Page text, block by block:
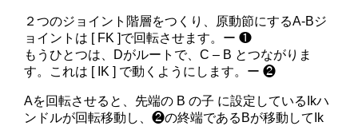
２つのジョイント階層をつくり、原動節にするA-Bジ
ョイントは [ FK ]で回転させます。ー ❶
もうひとつは、Dがルートで、C – B とつながりま
す。これは [ IK ] で動くようにします。ー ❷
Aを回転させると、先端の B の子 に設定しているIkハ
ンドルが回転移動し、❷の終端であるBが移動してIk